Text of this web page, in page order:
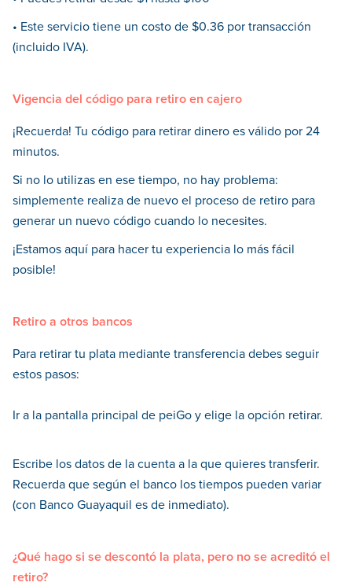
• Este servicio tiene un costo de $0.36 por transacción
(incluido IVA).
Vigencia del código para retiro en cajero
¡Recuerda! Tu código para retirar dinero es válido por 24
minutos.
Si no lo utilizas en ese tiempo, no hay problema:
simplemente realiza de nuevo el proceso de retiro para
generar un nuevo código cuando lo necesites.
¡Estamos aquí para hacer tu experiencia lo más fácil
posible!
Retiro a otros bancos
Para retirar tu plata mediante transferencia debes seguir
estos pasos:
Ir a la pantalla principal de peiGo y elige la opción retirar.
Escribe los datos de la cuenta a la que quieres transferir.
Recuerda que según el banco los tiempos pueden variar
(con Banco Guayaquil es de inmediato).
¿Qué hago si se descontó la plata, pero no se acreditó el
retiro?